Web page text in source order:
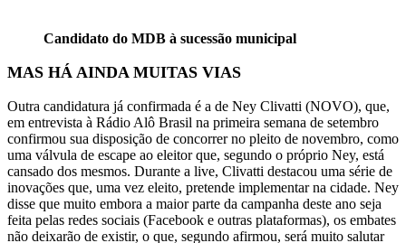
Candidato do MDB à sucessão municipal
MAS HÁ AINDA MUITAS VIAS
Outra candidatura já confirmada é a de Ney Clivatti (NOVO), que,
em entrevista à Rádio Alô Brasil na primeira semana de setembro
confirmou sua disposição de concorrer no pleito de novembro, como
uma válvula de escape ao eleitor que, segundo o próprio Ney, está
cansado dos mesmos. Durante a live, Clivatti destacou uma série de
inovações que, uma vez eleito, pretende implementar na cidade. Ney
disse que muito embora a maior parte da campanha deste ano seja
feita pelas redes sociais (Facebook e outras plataformas), os embates
não deixarão de existir, o que, segundo afirmou, será muito salutar